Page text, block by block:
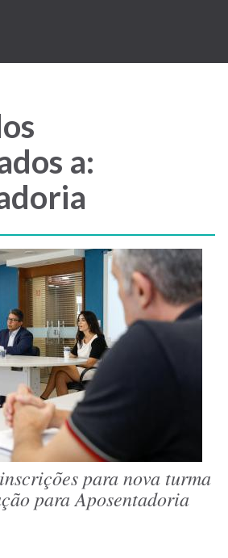
recolher
a:
para nova turma
para Aposentadoria